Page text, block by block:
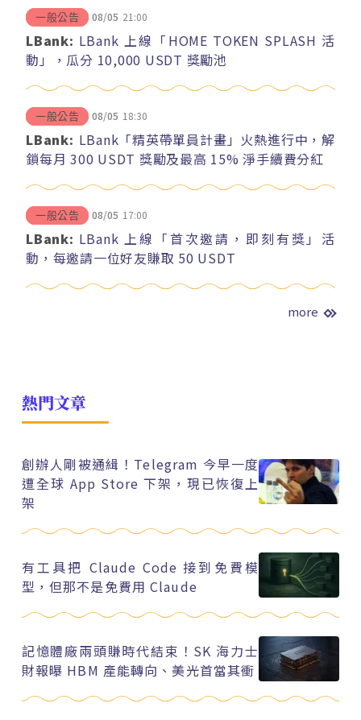
一般公告 08/05 21:00
LBank: LBank 上線「HOME TOKEN SPLASH 活
動」，瓜分 10,000 USDT 獎勵池
一般公告 08/05 18:30
LBank: LBank「精英帶單員計畫」火熱進行中，解
鎖每月 300 USDT 獎勵及最高 15% 淨手續費分紅
一般公告 08/05 17:00
LBank: LBank 上線「首次邀請，即刻有獎」活
動，每邀請一位好友賺取 50 USDT
more
熱門文章
創辦人剛被通緝！Telegram 今早一度
遭全球 App Store 下架，現已恢復上
架
有工具把 Claude Code 接到免費模
型，但那不是免費用 Claude
記憶體廠兩頭賺時代結束！SK 海力士
財報曝 HBM 產能轉向、美光首當其衝